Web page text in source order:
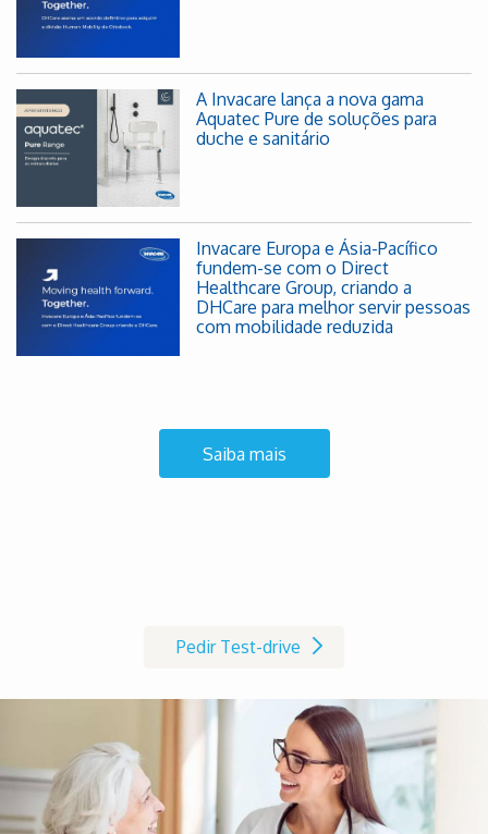
A Invacare lança a nova gama
Aquatec Pure de soluções para
duche e sanitário
Invacare Europa e Ásia-Pacífico
fundem-se com o Direct
Healthcare Group, criando a
DHCare para melhor servir pessoas
com mobilidade reduzida
Saiba mais
Pedir Test-drive